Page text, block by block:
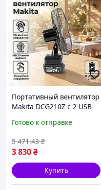
Портативный вентилятор
Makita DCG210Z с 2 USB-
работы 4 часа для
аккумуляторный,
беспроводной
Готово к отправке
3 830₴
5 471.43 ₴
Купить